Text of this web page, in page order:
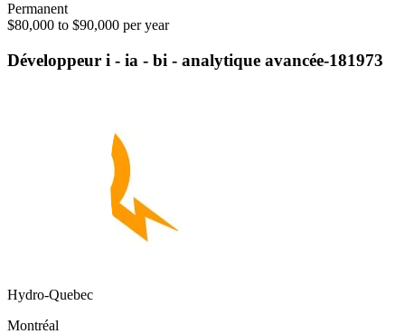
Permanent
$80,000 to $90,000 per year
Développeur i - ia - bi - analytique avancée-181973
Hydro-Quebec
Montréal